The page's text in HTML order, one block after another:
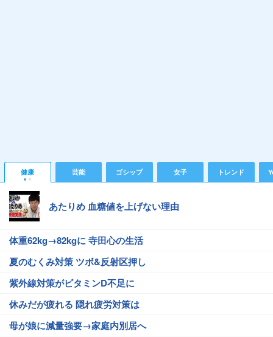
健康 芸能 ゴシップ 女子 トレンド
あたりめ 血糖値を上げない理由
体重62kg→82kgに 寺田心の生活
夏のむくみ対策 ツボ&反射区押し
紫外線対策がビタミンD不足に
休みだが疲れる 隠れ疲労対策は
母が娘に減量強要→家庭内別居へ